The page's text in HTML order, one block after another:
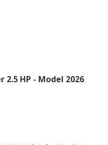
HP - Model 2026